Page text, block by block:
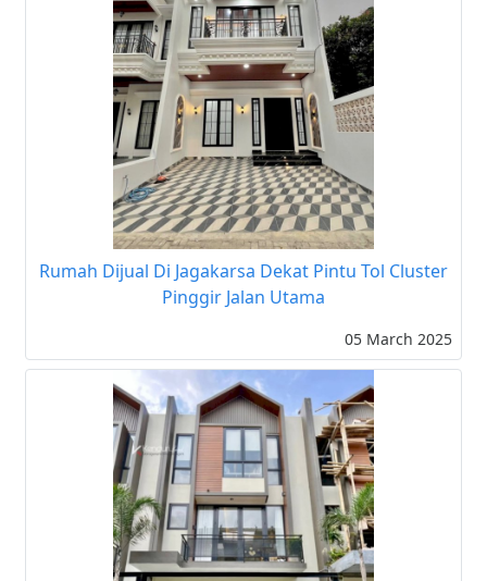
Rumah Dijual Di Jagakarsa Dekat Pintu Tol Cluster
Pinggir Jalan Utama
05 March 2025